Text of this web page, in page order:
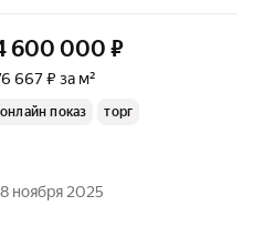
600 000 ₽
667 ₽ за м²
онлайн показ торг
ноября 2025